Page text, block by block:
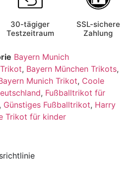
30-tägiger
Testzeitraum
SSL-sichere
Zahlung
Bayern Munich
, Bayern München Trikots,
Munich Trikot, Coole
, Fußballtrikot für
, Günstiges Fußballtrikot, Harry
Trikot für kinder